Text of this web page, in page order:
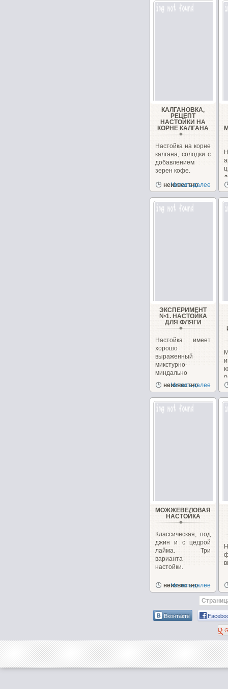
КАЛГАНОВКА,
РЕЦЕПТ
НАСТОЙКИ НА
КОРНЕ КАЛГАНА
Настойка на корне
калгана, солодки с
добавлением
зерен кофе.
неизвестно
Читать далее
ЭКСПЕРИМЕНТ
№1. НАСТОЙКА
ДЛЯ ФЛЯГИ
Настойка имеет
хорошо
выраженный
микстурно-
миндально
ореховый вкус,
присутствуют...
неизвестно
Читать далее
МОЖЖЕВЕЛОВАЯ
НАСТОЙКА
Классическая, под
джин и с цедрой
лайма. Три
варианта
настойки.
неизвестно
Читать далее
Вконтакте